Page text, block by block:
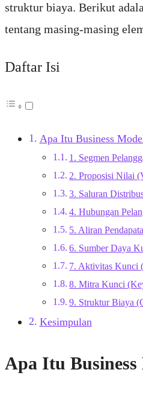
struktur biaya. Berikut
tentang masing-masing
Daftar Isi
Apa Itu Business
1. Segmen
2. Proposisi Nilai
3. Saluran
4. Hubungan
5. Aliran
6. Sumber Daya
7. Aktivitas Kunci
8. Mitra Kunci
9. Struktur Biaya
Kesimpulan
Apa Itu Business